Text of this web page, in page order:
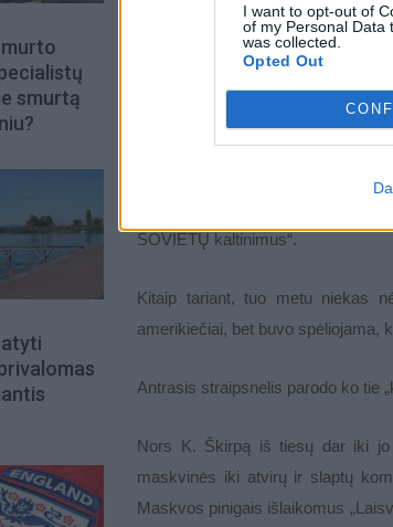
I want to opt-out of
of my Personal Data
was collected.
Opted Out
smurtą
SOVIETŲ kaltinimus“.
Kitaip tariant, tuo metu niekas
amerikiečiai, bet buvo spėliojama,
Antrasis straipsnelis parodo ko tie
Nors K. Škirpą iš tiesų dar iki
maskvinės iki atvirų ir slaptų
Maskvos pinigais išlaikomus